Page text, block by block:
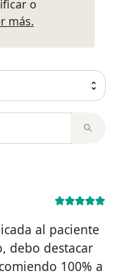
o
más.
al paciente
debo destacar
100% a